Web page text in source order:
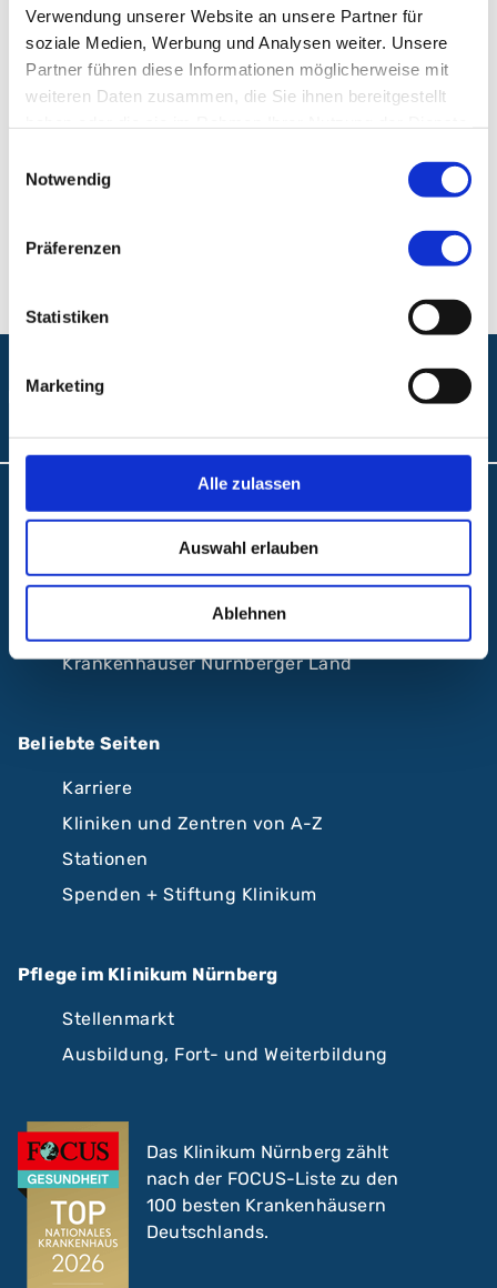
Verwendung unserer Website an unsere Partner für
soziale Medien, Werbung und Analysen weiter. Unsere
Partner führen diese Informationen möglicherweise mit
weiteren Daten zusammen, die Sie ihnen bereitgestellt
Notwendig
Präferenzen
Statistiken
Marketing
Alle zulassen
Auswahl erlauben
Ablehnen
Sprechzeiten
Folgen Sie uns:
Anfahrt und Lageplan
A.R.Z. Ambulantes Rehabilitationszentrum
ABC Ambulantes BehandlungsCentrum
Krankenhäuser Nürnberger Land
Beliebte Seiten
Karriere
Kliniken und Zentren von A-Z
Stationen
Spenden + Stiftung Klinikum
Pflege im Klinikum Nürnberg
Stellenmarkt
Ausbildung, Fort- und Weiterbildung
Das Klinikum Nürnberg zählt
nach der FOCUS-Liste zu den
100 besten Krankenhäusern
Deutschlands.